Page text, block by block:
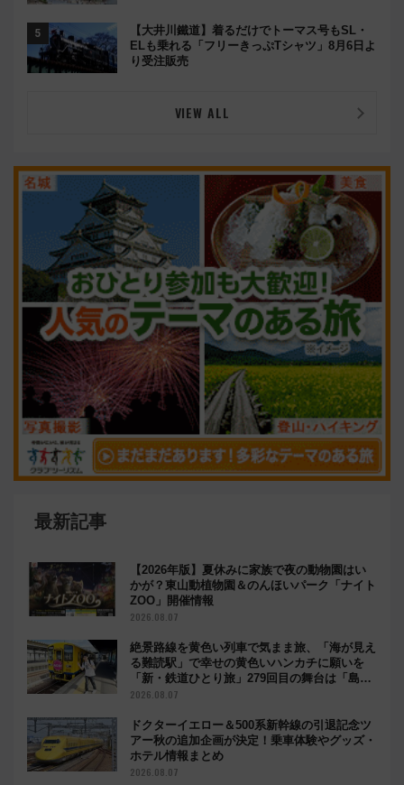
【大井川鐵道】着るだけでトーマス号もSL・
ELも乗れる「フリーきっぷTシャツ」8月6日よ
り受注販売
VIEW ALL
最新記事
【2026年版】夏休みに家族で夜の動物園はい
かが？東山動植物園＆のんほいパーク「ナイト
ZOO」開催情報
2026.08.07
絶景路線を黄色い列車で気まま旅、「海が見え
る難読駅」で幸せの黄色いハンカチに願いを
「新・鉄道ひとり旅」279回目の舞台は「島原
鉄道」
2026.08.07
ドクターイエロー＆500系新幹線の引退記念ツ
アー秋の追加企画が決定！乗車体験やグッズ・
ホテル情報まとめ
2026.08.07